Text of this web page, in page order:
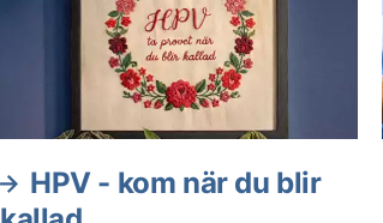
HPV - kom när du blir